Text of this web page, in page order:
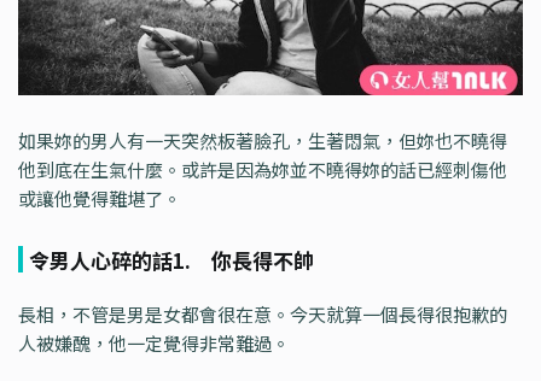
如果妳的男人有一天突然板著臉孔，生著悶氣，但妳也不曉得
他到底在生氣什麼。或許是因為妳並不曉得妳的話已經刺傷他
或讓他覺得難堪了。
令男人心碎的話1. 你長得不帥
長相，不管是男是女都會很在意。今天就算一個長得很抱歉的
人被嫌醜，他一定覺得非常難過。